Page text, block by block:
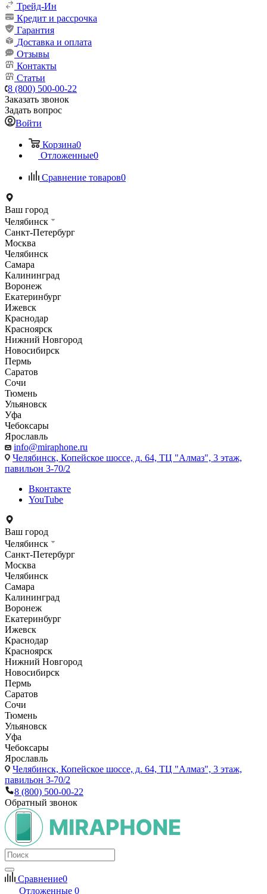
Трейд-Ин
Кредит и рассрочка
Гарантия
Доставка и оплата
Отзывы
Контакты
Статьи
8 (800) 500-00-22
Заказать звонок
Задать вопрос
Войти
Корзина0
Отложенные0
Сравнение товаров0
Ваш город
Челябинск
Санкт-Петербург
Москва
Челябинск
Самара
Калининград
Воронеж
Екатеринбург
Ижевск
Краснодар
Красноярск
Нижний Новгород
Новосибирск
Пермь
Саратов
Сочи
Тюмень
Ульяновск
Уфа
Чебоксары
Ярославль
info@miraphone.ru
Челябинск, Копейское шоссе, д. 64, ТЦ "Алмаз", 3 этаж,
павильон 3-70/2
Вконтакте
YouTube
Ваш город
Челябинск
Санкт-Петербург
Москва
Челябинск
Самара
Калининград
Воронеж
Екатеринбург
Ижевск
Краснодар
Красноярск
Нижний Новгород
Новосибирск
Пермь
Саратов
Сочи
Тюмень
Ульяновск
Уфа
Чебоксары
Ярославль
Челябинск, Копейское шоссе, д. 64, ТЦ "Алмаз", 3 этаж,
павильон 3-70/2
8 (800) 500-00-22
Обратный звонок
Сравнение0
Отложенные 0